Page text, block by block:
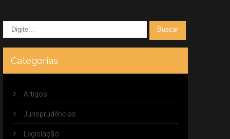
Categorias
Artigos
Jurisprudências
Legislação